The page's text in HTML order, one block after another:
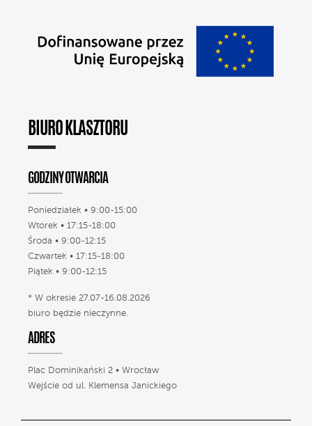
BIURO KLASZTORU
GODZINY OTWARCIA
Poniedziałek • 9:00-15:00
Wtorek • 17:15-18:00
Środa • 9:00-12:15
Czwartek • 17:15-18:00
Piątek • 9:00-12:15
* W okresie 27.07-16.08.2026
biuro będzie nieczynne.
ADRES
Plac Dominikański 2 • Wrocław
Wejście od ul. Klemensa Janickiego